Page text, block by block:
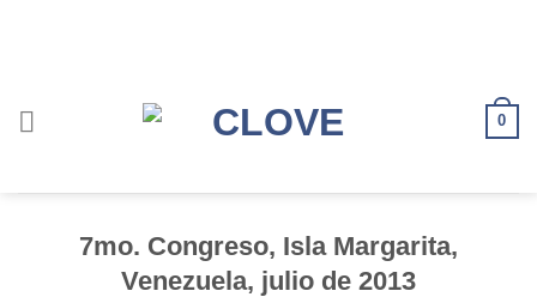
0
7mo. Congreso, Isla Margarita,
Venezuela, julio de 2013